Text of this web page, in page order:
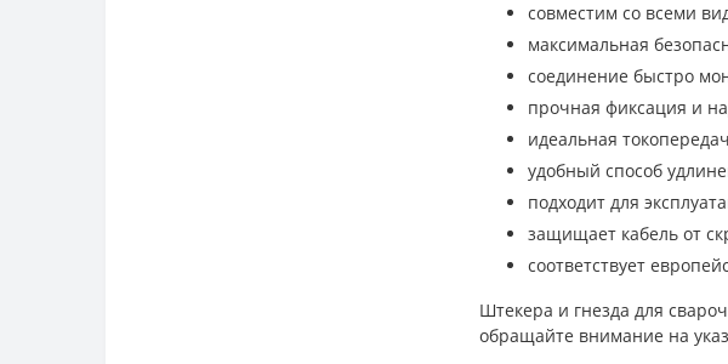
совместим со всеми
максимальная
соединение быстро
прочная фиксация и
идеальная
удобный способ
подходит для
защищает кабель от
соответствует
Штекера и гнезда для
обращайте внимание на